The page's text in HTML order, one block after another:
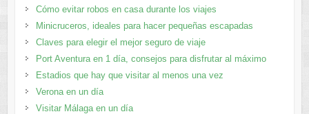
Cómo evitar robos en casa durante los viajes
Minicruceros, ideales para hacer pequeñas escapadas
Claves para elegir el mejor seguro de viaje
Port Aventura en 1 día, consejos para disfrutar al máximo
Estadios que hay que visitar al menos una vez
Verona en un día
Visitar Málaga en un día